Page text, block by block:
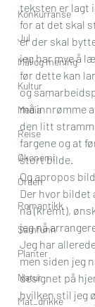
Konkurranse
Jul
Mål og mening
Kultur
Media
Reise
Økonomi
Orden
Romantikk
Samfunn
Planter
Natur
Mat_drikke
teksten er lagt
for at det skal
er der skal
jeg har mye å
før dette kan
og
må innrømme
den litt
fargene og at
stort bilde.
Og apropos
Der hvor bildet
nå (kremt),
jeg nå
Jeg har
men siden jeg
designet på
hvilken stil jeg